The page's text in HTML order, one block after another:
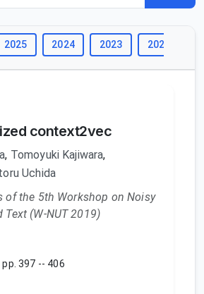
2025 2024 2023 2022
context2vec
, Tomoyuki Kajiwara,
Uchida
of the 5th Workshop on Noisy
Text (W-NUT 2019)
397 -- 406